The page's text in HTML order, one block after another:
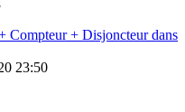
Compteur + Disjoncteur dans
23:50